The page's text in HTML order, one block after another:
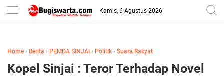
-->
Kamis, 6 Agustus 2026
Home › Berita › PEMDA SINJAI › Politik › Suara Rakyat
Kopel Sinjai : Teror Terhadap Novel